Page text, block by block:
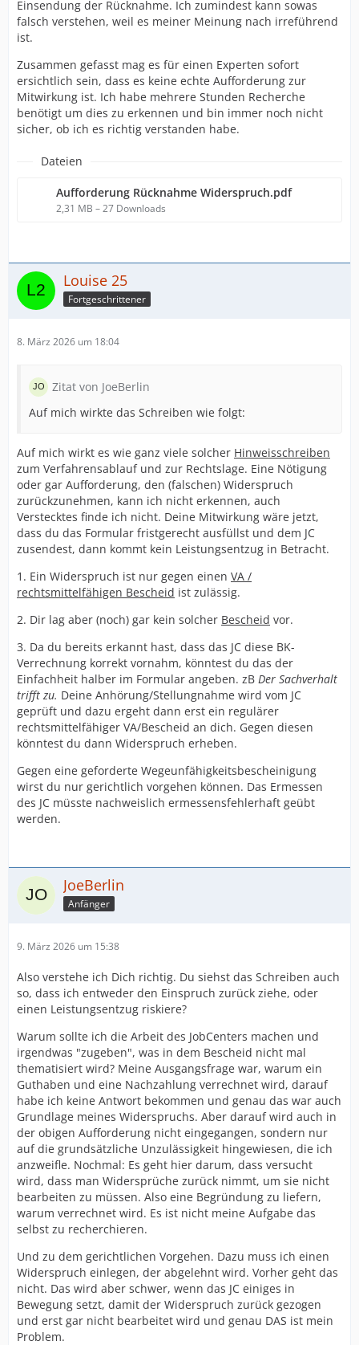
Einsendung der Rücknahme. Ich zumindest kann sowas
falsch verstehen, weil es meiner Meinung nach irreführend
ist.
Zusammen gefasst mag es für einen Experten sofort
ersichtlich sein, dass es keine echte Aufforderung zur
Mitwirkung ist. Ich habe mehrere Stunden Recherche
benötigt um dies zu erkennen und bin immer noch nicht
sicher, ob ich es richtig verstanden habe.
Dateien
Aufforderung Rücknahme Widerspruch.pdf
2,31 MB – 27 Downloads
Louise 25
Fortgeschrittener
8. März 2026 um 18:04
Zitat von JoeBerlin
Auf mich wirkte das Schreiben wie folgt:
Auf mich wirkt es wie ganz viele solcher Hinweisschreiben
zum Verfahrensablauf und zur Rechtslage. Eine Nötigung
oder gar Aufforderung, den (falschen) Widerspruch
zurückzunehmen, kann ich nicht erkennen, auch
Verstecktes finde ich nicht. Deine Mitwirkung wäre jetzt,
dass du das Formular fristgerecht ausfüllst und dem JC
zusendest, dann kommt kein Leistungsentzug in Betracht.
1. Ein Widerspruch ist nur gegen einen VA /
rechtsmittelfähigen Bescheid ist zulässig.
2. Dir lag aber (noch) gar kein solcher Bescheid vor.
3. Da du bereits erkannt hast, dass das JC diese BK-
Verrechnung korrekt vornahm, könntest du das der
Einfachheit halber im Formular angeben. zB Der Sachverhalt
trifft zu. Deine Anhörung/Stellungnahme wird vom JC
geprüft und dazu ergeht dann erst ein regulärer
rechtsmittelfähiger VA/Bescheid an dich. Gegen diesen
könntest du dann Widerspruch erheben.
Gegen eine geforderte Wegeunfähigkeitsbescheinigung
wirst du nur gerichtlich vorgehen können. Das Ermessen
des JC müsste nachweislich ermessensfehlerhaft geübt
werden.
JoeBerlin
Anfänger
9. März 2026 um 15:38
Also verstehe ich Dich richtig. Du siehst das Schreiben auch
so, dass ich entweder den Einspruch zurück ziehe, oder
einen Leistungsentzug riskiere?
Warum sollte ich die Arbeit des JobCenters machen und
irgendwas "zugeben", was in dem Bescheid nicht mal
thematisiert wird? Meine Ausgangsfrage war, warum ein
Guthaben und eine Nachzahlung verrechnet wird, darauf
habe ich keine Antwort bekommen und genau das war auch
Grundlage meines Widerspruchs. Aber darauf wird auch in
der obigen Aufforderung nicht eingegangen, sondern nur
auf die grundsätzliche Unzulässigkeit hingewiesen, die ich
anzweifle. Nochmal: Es geht hier darum, dass versucht
wird, dass man Widersprüche zurück nimmt, um sie nicht
bearbeiten zu müssen. Also eine Begründung zu liefern,
warum verrechnet wird. Es ist nicht meine Aufgabe das
selbst zu recherchieren.
Und zu dem gerichtlichen Vorgehen. Dazu muss ich einen
Widerspruch einlegen, der abgelehnt wird. Vorher geht das
nicht. Das wird aber schwer, wenn das JC einiges in
Bewegung setzt, damit der Widerspruch zurück gezogen
und erst gar nicht bearbeitet wird und genau DAS ist mein
Problem.